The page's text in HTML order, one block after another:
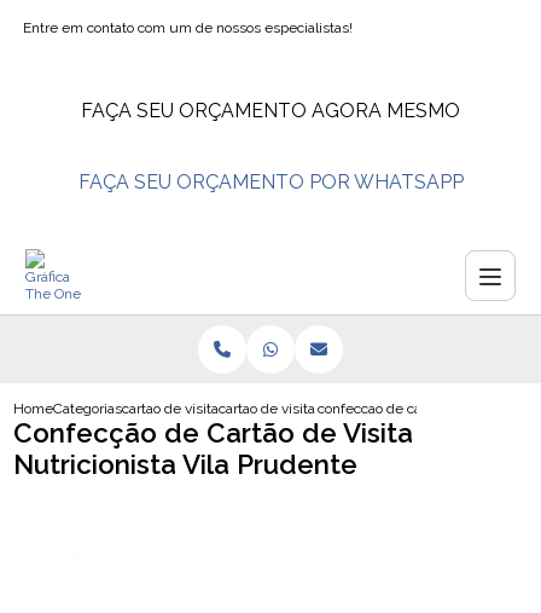
Entre em contato com um de nossos especialistas!
FAÇA SEU ORÇAMENTO AGORA MESMO
FAÇA SEU ORÇAMENTO POR WHATSAPP
HomeCategoriascartao de visitacartao de visita confeitariaconfeccao de cartao de visita
Confecção de Cartão de Visita
Nutricionista Vila Prudente